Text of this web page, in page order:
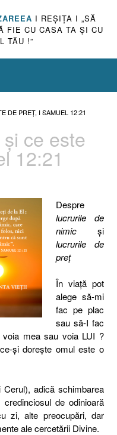
I REŞIŢA I „SĂ
FIE CU CASA TA ŞI CU
TĂU !”
DE PREŢ, I SAMUEL 12:21
ce este
12:21
Despre
lucrurile de
nimicşi
lucrurile de
preţ
În viaţă pot
alege să-mi
fac pe plac
sau să-I fac
mea sau voia LUI ?
şi doreşte omul este o
adică schimbarea
de odinioară
zi, alte preocupări, dar
ale cercetării Divine.